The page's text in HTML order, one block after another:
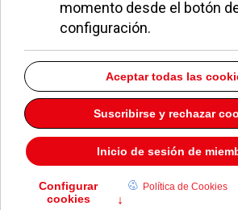
Porque todo lo que se haga por
creación de empleo por cualquier
es bueno.
Por eso es destacable que el
Pozuelo de Alarcón cuente,
una Agencia Municipal para el
avanzado el concejal de Juventud,
Empleo, Diego de Arístegui, en